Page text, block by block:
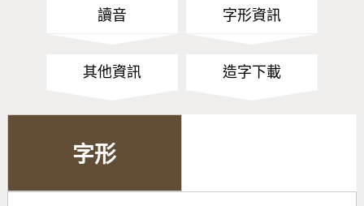
讀音 字形資訊
其他資訊 造字下載
字形